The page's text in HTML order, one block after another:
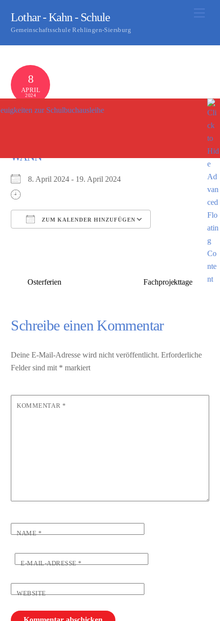
content
Lothar - Kahn - Schule
Gemeinschaftsschule Rehlingen-Siersburg
8
APRIL
2024
WANN
8. April 2024 - 19. April 2024
ZUM KALENDER HINZUFÜGEN
Google Kalender
Osterferien Fachprojekttage
Schreibe einen Kommentar
Deine E-Mail-Adresse wird nicht veröffentlicht. Erforderliche
Felder sind mit * markiert
KOMMENTAR *
NAME*
E-MAIL-ADRESSE*
WEBSITE
zur Schulbuchausleihe